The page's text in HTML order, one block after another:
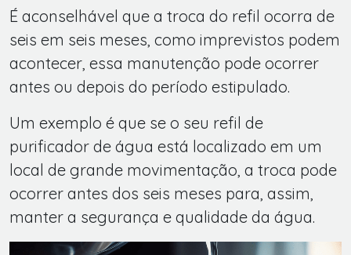
É aconselhável que a troca do refil ocorra de
seis em seis meses, como imprevistos podem
acontecer, essa manutenção pode ocorrer
antes ou depois do período estipulado.
Um exemplo é que se o seu refil de
purificador de água está localizado em um
local de grande movimentação, a troca pode
ocorrer antes dos seis meses para, assim,
manter a segurança e qualidade da água.